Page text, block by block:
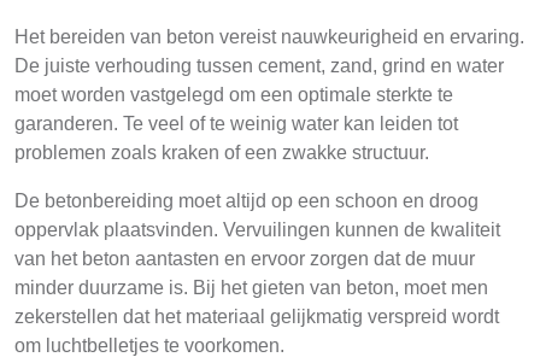
Het bereiden van beton vereist nauwkeurigheid en ervaring.
De juiste verhouding tussen cement, zand, grind en water
moet worden vastgelegd om een optimale sterkte te
garanderen. Te veel of te weinig water kan leiden tot
problemen zoals kraken of een zwakke structuur.
De betonbereiding moet altijd op een schoon en droog
oppervlak plaatsvinden. Vervuilingen kunnen de kwaliteit
van het beton aantasten en ervoor zorgen dat de muur
minder duurzame is. Bij het gieten van beton, moet men
zekerstellen dat het materiaal gelijkmatig verspreid wordt
om luchtbelletjes te voorkomen.